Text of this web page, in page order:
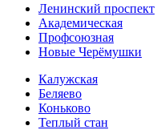
Ленинский проспект
Академическая
Профсоюзная
Новые Черёмушки
Калужская
Беляево
Коньково
Теплый стан